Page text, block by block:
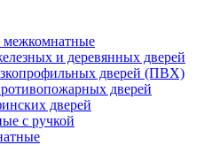
и деревянных дверей
дверей (ПВХ)
дверей
дверей
с ручкой